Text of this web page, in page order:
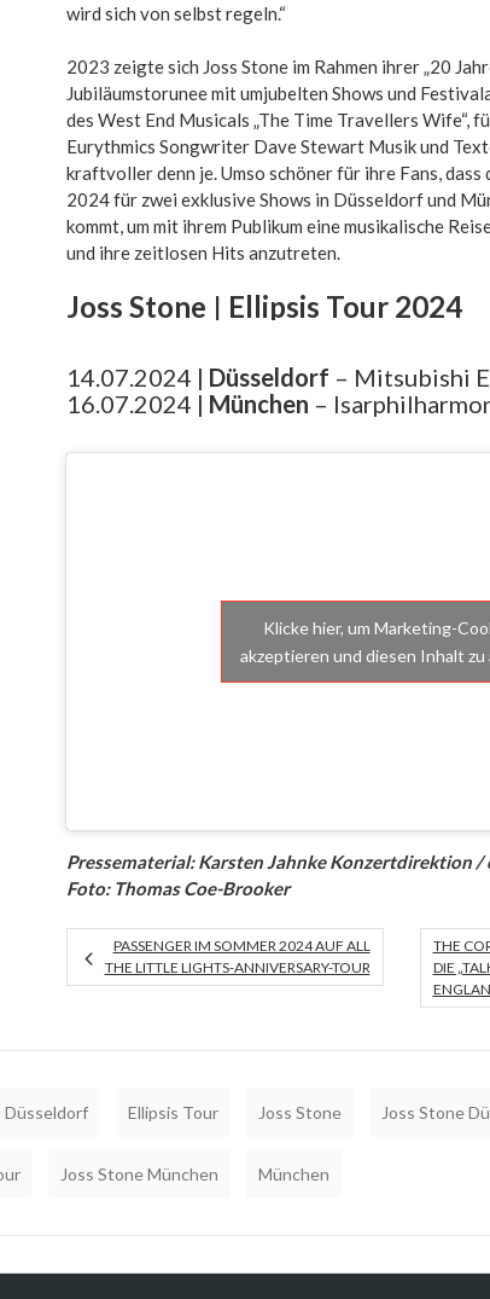
wird sich von selbst regeln.“
2023 zeigte sich Joss Stone im Rahmen ihrer „20
Jubiläumstorunee mit umjubelten Shows und
des West End Musicals „The Time Travellers Wife“,
Eurythmics Songwriter Dave Stewart Musik und
kraftvoller denn je. Umso schöner für ihre Fans, dass
2024 für zwei exklusive Shows in Düsseldorf und
kommt, um mit ihrem Publikum eine musikalische
und ihre zeitlosen Hits anzutreten.
Joss Stone | Ellipsis Tour 2024
14.07.2024 | Düsseldorf – Mitsubishi
16.07.2024 | München –
Klicke hier, um Marketing-
akzeptieren und diesen Inhalt zu
Pressematerial: Karsten Jahnke Konzertdirektion
Foto: Thomas Coe-Brooker
PASSENGER IM SOMMER 2024 AUF ALL
THE LITTLE LIGHTS-ANNIVERSARY-TOUR
THE
DIE
Düsseldorf Ellipsis Tour Joss Stone Joss Stone
Joss Stone München München